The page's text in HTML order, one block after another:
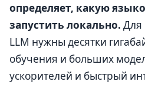
определяет, какую
запустить локально. Для
LLM нужны десятки
обучения и больших
ускорителей и быстрый